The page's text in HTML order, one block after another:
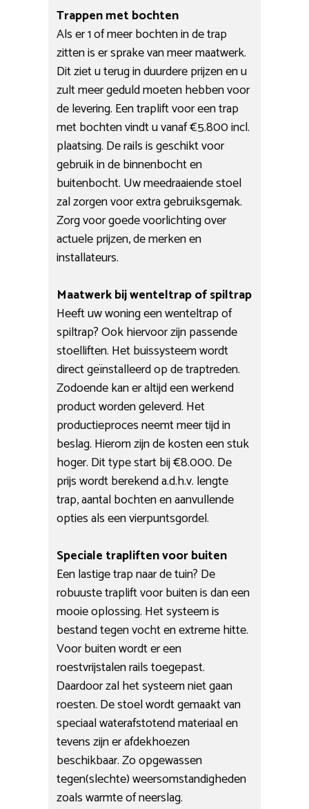
Trappen met bochten
Als er 1 of meer bochten in de trap
zitten is er sprake van meer maatwerk.
Dit ziet u terug in duurdere prijzen en u
zult meer geduld moeten hebben voor
de levering. Een traplift voor een trap
met bochten vindt u vanaf €5.800 incl.
plaatsing. De rails is geschikt voor
gebruik in de binnenbocht en
buitenbocht. Uw meedraaiende stoel
zal zorgen voor extra gebruiksgemak.
Zorg voor goede voorlichting over
actuele prijzen, de merken en
installateurs.
Maatwerk bij wenteltrap of spiltrap
Heeft uw woning een wenteltrap of
spiltrap? Ook hiervoor zijn passende
stoelliften. Het buissysteem wordt
direct geïnstalleerd op de traptreden.
Zodoende kan er altijd een werkend
product worden geleverd. Het
productieproces neemt meer tijd in
beslag. Hierom zijn de kosten een stuk
hoger. Dit type start bij €8.000. De
prijs wordt berekend a.d.h.v. lengte
trap, aantal bochten en aanvullende
opties als een vierpuntsgordel.
Speciale trapliften voor buiten
Een lastige trap naar de tuin? De
robuuste traplift voor buiten is dan een
mooie oplossing. Het systeem is
bestand tegen vocht en extreme hitte.
Voor buiten wordt er een
roestvrijstalen rails toegepast.
Daardoor zal het systeem niet gaan
roesten. De stoel wordt gemaakt van
speciaal waterafstotend materiaal en
tevens zijn er afdekhoezen
beschikbaar. Zo opgewassen
tegen(slechte) weersomstandigheden
zoals warmte of neerslag.